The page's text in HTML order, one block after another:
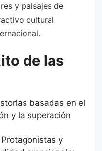
y paisajes de
cultural
de las
basadas en el
y la superación
Protagonistas y